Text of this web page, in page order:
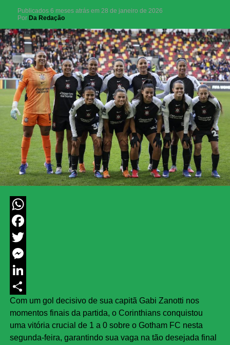
Publicados 6 meses atrás em 28 de janeiro de 2026
Por Da Redação
WhatsApp
Facebook
Twitter
Messenger
LinkedIn
Share
Com um gol decisivo de sua capitã Gabi Zanotti nos
momentos finais da partida, o Corinthians conquistou
uma vitória crucial de 1 a 0 sobre o Gotham FC nesta
segunda-feira, garantindo sua vaga na tão desejada final